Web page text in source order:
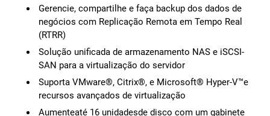
Gerencie, compartilhe e faça backup dos dados de
negócios com Replicação Remota em Tempo Real
(RTRR)
Solução unificada de armazenamento NAS e iSCSI-
SAN para a virtualização do servidor
Suporta VMware®, Citrix®, e Microsoft® Hyper-V™e
recursos avançados de virtualização
Aumenteaté 16 unidadesde disco com um gabinete